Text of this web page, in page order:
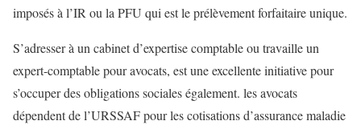
imposés à l’IR ou la PFU qui est le prélèvement forfaitaire unique.
S’adresser à un cabinet d’expertise comptable ou travaille un
expert-comptable pour avocats, est une excellente initiative pour
s’occuper des obligations sociales également. les avocats
dépendent de l’URSSAF pour les cotisations d’assurance maladie